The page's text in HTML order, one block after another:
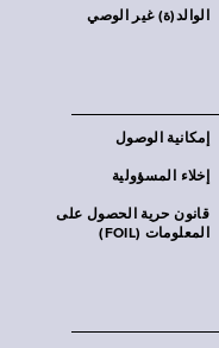
الوالد(ة) غير الوصي
إمكانية الوصول
إخلاء المسؤولية
قانون حرية الحصول على
المعلومات (FOIL)